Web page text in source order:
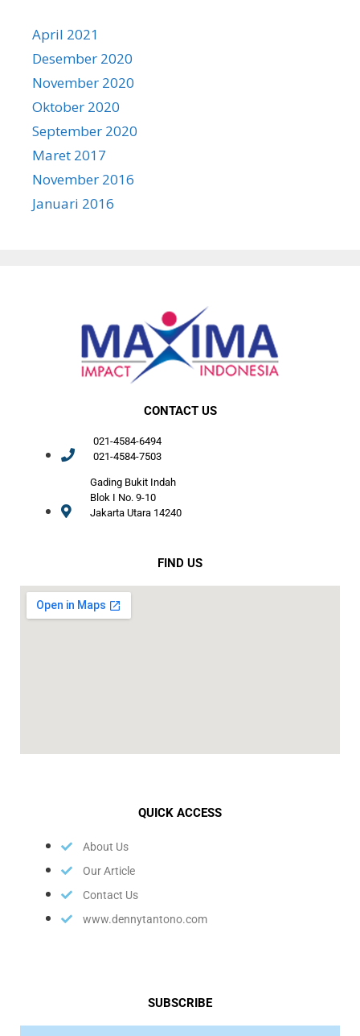
April 2021
Desember 2020
November 2020
Oktober 2020
September 2020
Maret 2017
November 2016
Januari 2016
CONTACT US
021-4584-6494
021-4584-7503
Gading Bukit Indah
Blok I No. 9-10
Jakarta Utara 14240
FIND US
QUICK ACCESS
About Us
Our Article
Contact Us
www.dennytantono.com
SUBSCRIBE